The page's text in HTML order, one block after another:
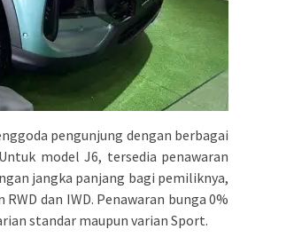
pengunjung dengan berbagai
model J6, tersedia penawaran
jangka panjang bagi pemiliknya,
dan IWD. Penawaran bunga 0%
standar maupun varian Sport.